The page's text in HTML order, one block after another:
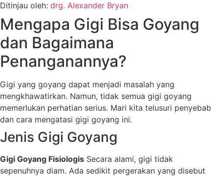
Ditinjau oleh: drg. Alexander Bryan
Mengapa Gigi Bisa Goyang
dan Bagaimana
Penanganannya?
Gigi yang goyang dapat menjadi masalah yang
mengkhawatirkan. Namun, tidak semua gigi goyang
memerlukan perhatian serius. Mari kita telusuri penyebab
dan cara mengatasi gigi goyang ini.
Jenis Gigi Goyang
Gigi Goyang Fisiologis Secara alami, gigi tidak
sepenuhnya diam. Ada sedikit pergerakan yang disebut